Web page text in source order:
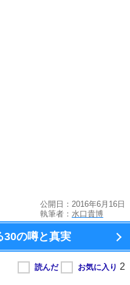
公開日：2016年6月16日
執筆者： 水口貴博
30の噂と真実